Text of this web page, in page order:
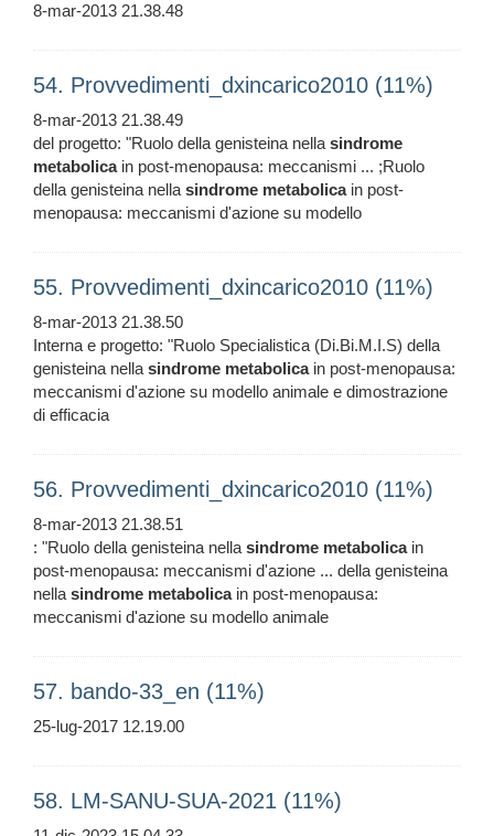
8-mar-2013 21.38.48
54. Provvedimenti_dxincarico2010 (11%)
8-mar-2013 21.38.49
del progetto: "Ruolo della genisteina nellasindrome
metabolicain post-menopausa: meccanismi ... ;Ruolo
della genisteina nellasindrome metabolicain post-
menopausa: meccanismi d'azione su modello
55. Provvedimenti_dxincarico2010 (11%)
8-mar-2013 21.38.50
Interna e progetto: "Ruolo Specialistica (Di.Bi.M.I.S) della
genisteina nellasindrome metabolicain post-menopausa:
meccanismi d'azione su modello animale e dimostrazione
di efficacia
56. Provvedimenti_dxincarico2010 (11%)
8-mar-2013 21.38.51
: "Ruolo della genisteina nellasindrome metabolicain
post-menopausa: meccanismi d'azione ... della genisteina
nellasindrome metabolicain post-menopausa:
meccanismi d'azione su modello animale
57. bando-33_en (11%)
25-lug-2017 12.19.00
58. LM-SANU-SUA-2021 (11%)